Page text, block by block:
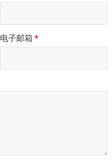
电子邮箱*